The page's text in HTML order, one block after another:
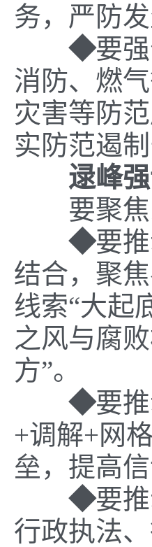
务，严防
◆要
消防、 燃
灾害等防
实防范遏
逯峰
要聚
◆要
结合， 聚
线索“大起
之风与腐败
方”。
◆要
+调解+网格
垒，提高
◆要
行政执法